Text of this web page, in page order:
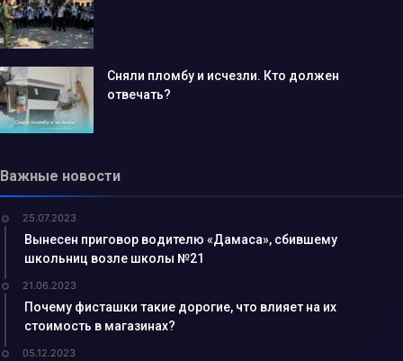
Сняли пломбу и исчезли. Кто должен
отвечать?
Важные новости
25.07.2023
Вынесен приговор водителю «Дамаса», сбившему
школьниц возле школы №21
21.06.2023
Почему фисташки такие дорогие, что влияет на их
стоимость в магазинах?
05.12.2023